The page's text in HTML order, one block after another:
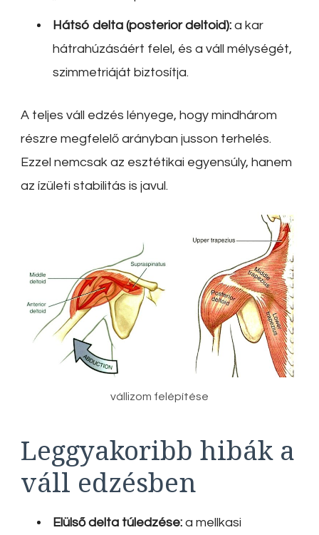
Hátsó delta (posterior deltoid): a kar
hátrahúzásáért felel, és a váll mélységét,
szimmetriáját biztosítja.
A teljes váll edzés lényege, hogy mindhárom
részre megfelelő arányban jusson terhelés.
Ezzel nemcsak az esztétikai egyensúly, hanem
az ízületi stabilitás is javul.
vállizom felépítése
Leggyakoribb hibák a
váll edzésben
Elülső delta túledzése: a mellkasi